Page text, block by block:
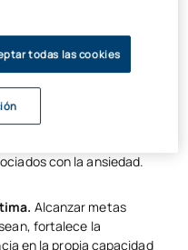
promueven la
y la conexión
ayuda a calmar la
con la ansiedad.
Alcanzar metas
fortalece la
en la propia capacidad
todas las cookies